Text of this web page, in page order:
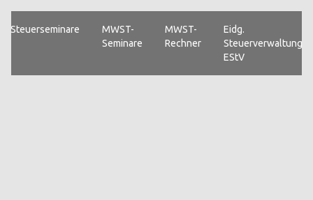
Steuerseminare
MWST-
Seminare
MWST-
Rechner
Eidg.
Steuerverwaltung
EStV